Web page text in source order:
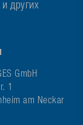
других
GmbH
1
am Neckar